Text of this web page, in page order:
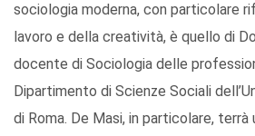
sociologia moderna, con particolare
lavoro e della creatività, è quello di
docente di Sociologia delle
Dipartimento di Scienze Sociali
di Roma. De Masi, in particolare,